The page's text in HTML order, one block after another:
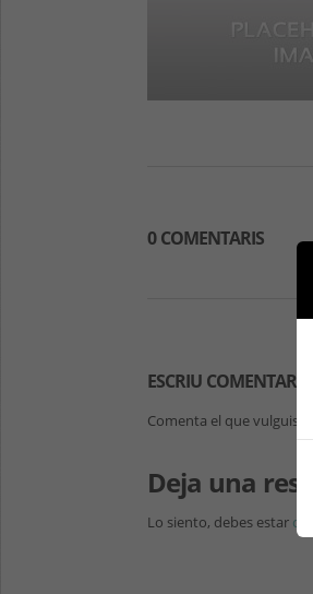
0 COMENTARIS
ESCRIU COMENTARIS
Comenta el que vulguis
Deja una
Lo siento, debes estar